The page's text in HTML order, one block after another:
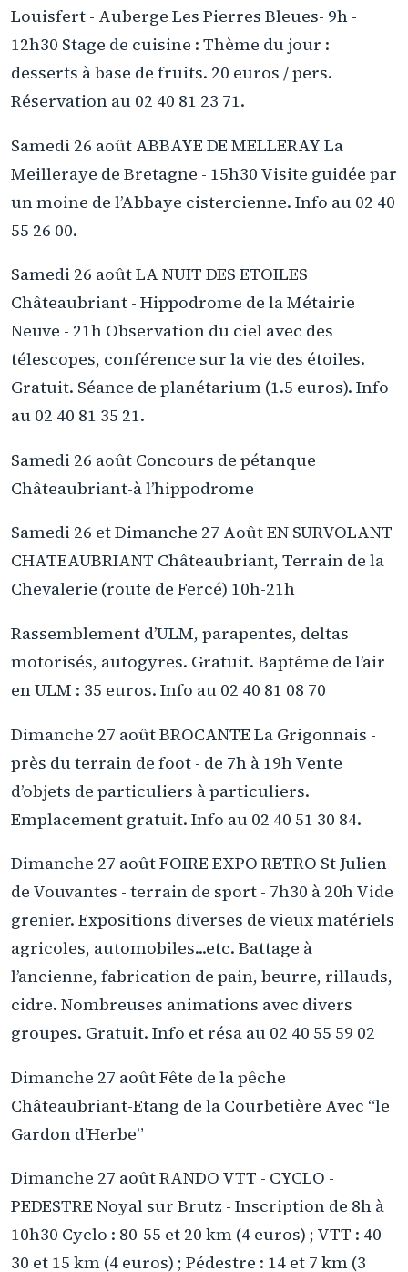
Louisfert - Auberge Les Pierres Bleues- 9h -
12h30 Stage de cuisine : Thème du jour :
desserts à base de fruits. 20 euros / pers.
Réservation au 02 40 81 23 71.
Samedi 26 août ABBAYE DE MELLERAY La
Meilleraye de Bretagne - 15h30 Visite guidée par
un moine de l’Abbaye cistercienne. Info au 02 40
55 26 00.
Samedi 26 août LA NUIT DES ETOILES
Châteaubriant - Hippodrome de la Métairie
Neuve - 21h Observation du ciel avec des
télescopes, conférence sur la vie des étoiles.
Gratuit. Séance de planétarium (1.5 euros). Info
au 02 40 81 35 21.
Samedi 26 août Concours de pétanque
Châteaubriant-à l’hippodrome
Samedi 26 et Dimanche 27 Août EN SURVOLANT
CHATEAUBRIANT Châteaubriant, Terrain de la
Chevalerie (route de Fercé) 10h-21h
Rassemblement d’ULM, parapentes, deltas
motorisés, autogyres. Gratuit. Baptême de l’air
en ULM : 35 euros. Info au 02 40 81 08 70
Dimanche 27 août BROCANTE La Grigonnais -
près du terrain de foot - de 7h à 19h Vente
d’objets de particuliers à particuliers.
Emplacement gratuit. Info au 02 40 51 30 84.
Dimanche 27 août FOIRE EXPO RETRO St Julien
de Vouvantes - terrain de sport - 7h30 à 20h Vide
grenier. Expositions diverses de vieux matériels
agricoles, automobiles...etc. Battage à
l’ancienne, fabrication de pain, beurre, rillauds,
cidre. Nombreuses animations avec divers
groupes. Gratuit. Info et résa au 02 40 55 59 02
Dimanche 27 août Fête de la pêche
Châteaubriant-Etang de la Courbetière Avec “le
Gardon d’Herbe”
Dimanche 27 août RANDO VTT - CYCLO -
PEDESTRE Noyal sur Brutz - Inscription de 8h à
10h30 Cyclo : 80-55 et 20 km (4 euros) ; VTT : 40-
30 et 15 km (4 euros) ; Pédestre : 14 et 7 km (3